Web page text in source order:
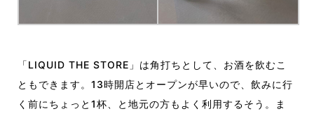
「LIQUID THE STORE」は角打ちとして、お酒を飲むこ
ともできます。13時開店とオープンが早いので、飲みに行
く前にちょっと1杯、と地元の方もよく利用するそう。ま